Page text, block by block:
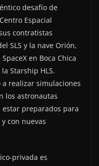
desafío de
Espacial
contratistas
SLS y la nave Orión,
en Boca Chica
Starship HLS.
a realizar simulaciones
los astronautas
preparados para
con nuevas
privada es